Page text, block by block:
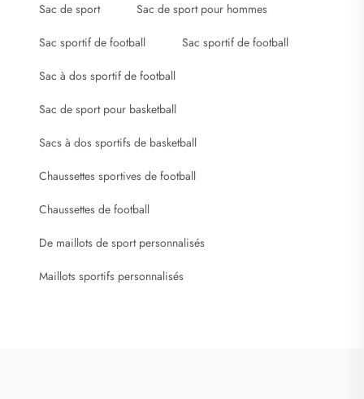
Sac de sport Sac de sport pour hommes
Sac sportif de football Sac sportif de football
Sac à dos sportif de football
Sac de sport pour basketball
Sacs à dos sportifs de basketball
Chaussettes sportives de football
Chaussettes de football
De maillots de sport personnalisés
Maillots sportifs personnalisés